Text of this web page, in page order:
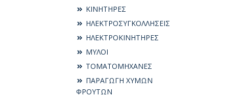
ΚΙΝΗΤΗΡΕΣ
ΗΛΕΚΤΡΟΣΥΓKΟΛΛΗΣΕΙΣ
ΗΛΕΚΤΡΟΚΙΝΗΤΗΡΕΣ
ΜΥΛΟΙ
ΤΟΜΑΤΟΜΗΧΑΝΕΣ
ΠΑΡΑΓΩΓΗ ΧΥΜΩΝ
ΦΡΟΥΤΩΝ